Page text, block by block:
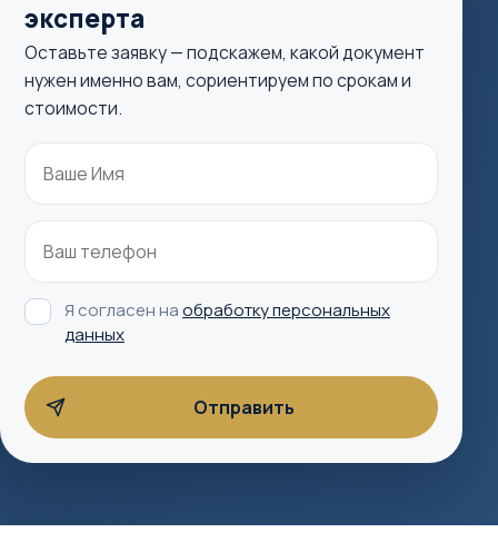
эксперта
Оставьте заявку — подскажем, какой документ
нужен именно вам, сориентируем по срокам и
стоимости.
Я согласен наобработку персональных
данных